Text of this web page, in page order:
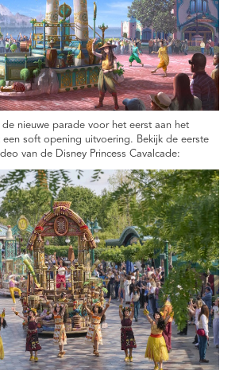
nieuwe parade voor het eerst aan het
soft opening uitvoering. Bekijk de eerste
van de Disney Princess Cavalcade: